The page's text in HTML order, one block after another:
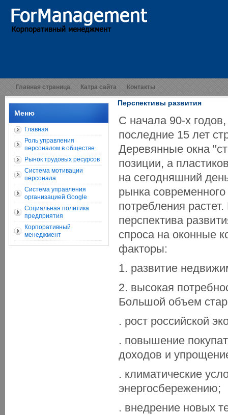
Главная страница Катра сайта Контакты
Меню
Главная
Роль управления
персоналом в обществе
Рынок трудовых ресурсов
Система мотивации
персонала
Система управления
организацией Google
Социальная политика
предприятия
Корпоративный
менеджмент
Перспективы развития
С начала 90-х
последние 15 лет
Деревянные окна
позиции, а
на сегодняшний
рынка
потребления
перспектива
спроса на оконные
факторы:
1. развитие
2. высокая
Большой объем
. рост российской
. повышение
доходов и
. климатические
энергосбережению;
. внедрение новых